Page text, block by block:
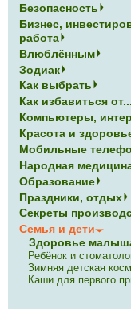
Безопасность
Бизнес,
работа
Влюблённым
Зодиак
Как выбрать
Как избавиться от...
Компьютеры,
Красота и
Мобильные
Народная
Образование
Праздники, отдых
Секреты
Семья и дети
Здоровье
Ребёнок и
Зимняя детская
Каши для первого